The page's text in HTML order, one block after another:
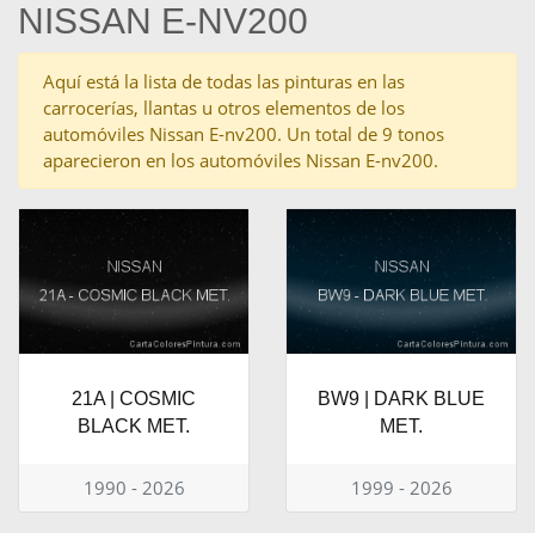
NISSAN E-NV200
Aquí está la lista de todas las pinturas en las
carrocerías, llantas u otros elementos de los
automóviles Nissan E-nv200. Un total de 9 tonos
aparecieron en los automóviles Nissan E-nv200.
21A | COSMIC
BLACK MET.
1990 - 2026
BW9 | DARK BLUE
MET.
1999 - 2026